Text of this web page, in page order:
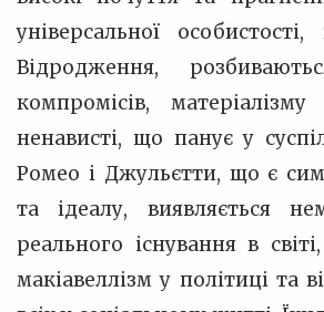
універсальної
Відродження,
компромісів,
ненависті, що панує у
Ромео і Джульєтти, що є
та ідеалу, виявляється
реального існування в
макіавеллізм у політиці та